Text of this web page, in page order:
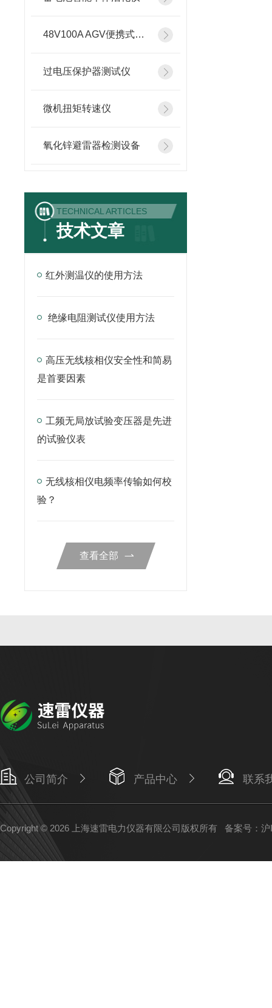
48V100A AGV便携式智能充电机
过电压保护器测试仪
微机扭矩转速仪
氧化锌避雷器检测设备
TECHNICAL ARTICLES
技术文章
红外测温仪的使用方法
绝缘电阻测试仪使用方法
高压无线核相仪安全性和简易
是首要因素
工频无局放试验变压器是先进
的试验仪表
无线核相仪电频率传输如何校
验？
查看全部
公司简介 产品中心 联系
Copyright © 2026 上海速雷电力仪器有限公司版权所有 备案号：